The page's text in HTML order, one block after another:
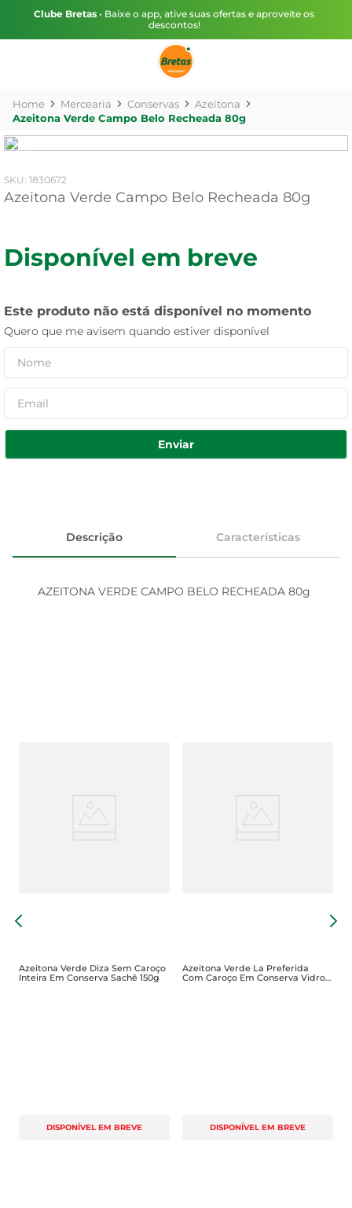
Clube Bretas • Baixe o app, ative suas ofertas e aproveite os
descontos!
Mercearia Conservas
Azeitona
Azeitona Verde Campo Belo Recheada 80g
: 1830672
Azeitona Verde Campo Belo Recheada 80g
Disponível em breve
Este produto não está disponível no momento
Quero que me avisem quando estiver disponível
Enviar
Descrição Características
AZEITONA VERDE CAMPO BELO RECHEADA 80g
Azeitona Verde Diza Sem Caroço
Inteira Em Conserva Sachê 150g
DISPONÍVEL EM BREVE
Azeitona Verde La Preferida
Com Caroço Em Conserva Vidro
DISPONÍVEL EM BREVE